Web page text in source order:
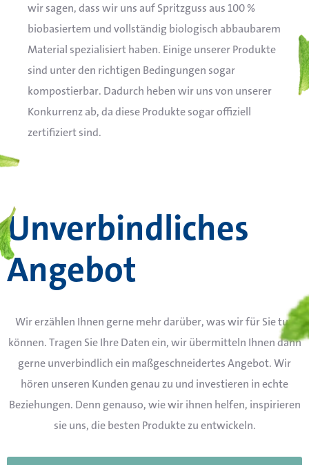
wir sagen, dass wir uns auf Spritzguss aus 100 %
biobasiertem und vollständig biologisch abbaubarem
Material spezialisiert haben. Einige unserer Produkte
sind unter den richtigen Bedingungen sogar
kompostierbar. Dadurch heben wir uns von unserer
Konkurrenz ab, da diese Produkte sogar offiziell
zertifiziert sind.
Unverbindliches
Angebot
Wir erzählen Ihnen gerne mehr darüber, was wir für Sie tun
können. Tragen Sie Ihre Daten ein, wir übermitteln Ihnen dann
gerne unverbindlich ein maßgeschneidertes Angebot. Wir
hören unseren Kunden genau zu und investieren in echte
Beziehungen. Denn genauso, wie wir ihnen helfen, inspirieren
sie uns, die besten Produkte zu entwickeln.